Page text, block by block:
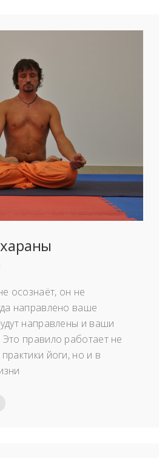
осознаёт, он не
направлено ваше
направлены и ваши
правило работает не
йоги, но и в